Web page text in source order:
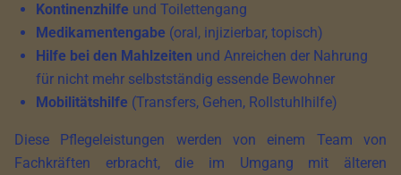
Kontinenzhilfe und Toilettengang
Medikamentengabe (oral, injizierbar, topisch)
Hilfe bei den Mahlzeiten und Anreichen der Nahrung
für nicht mehr selbstständig essende Bewohner
Mobilitätshilfe (Transfers, Gehen, Rollstuhlhilfe)
Diese Pflegeleistungen werden von einem Team von
Fachkräften erbracht, die im Umgang mit älteren